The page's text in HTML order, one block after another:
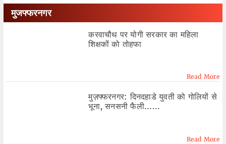
मुजफ्फरनगर
करवाचौथ पर योगी सरकार का महिला
शिक्षकों को तोहफा
Read More
मुज़फ्फरनगर: दिनदहाडे युवती को गोलियों से
भूना, सनसनी फैली......
Read More